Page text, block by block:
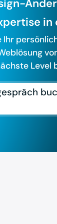
Ihr
Level